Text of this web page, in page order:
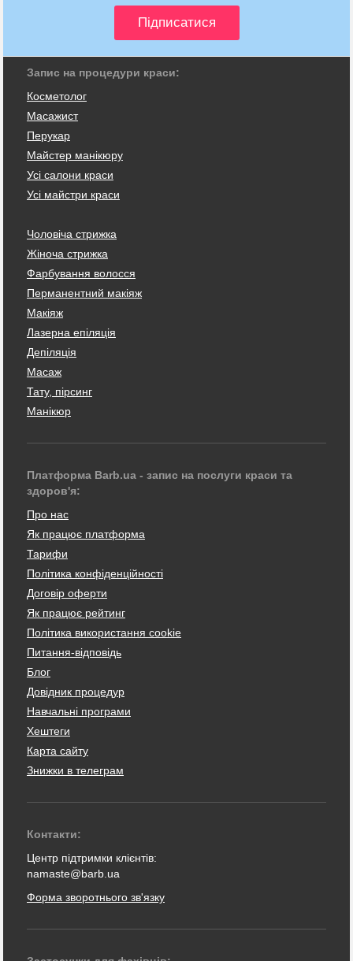
Запис на процедури краси:
Косметолог
Масажист
Перукар
Майстер манікюру
Усі салони краси
Усі майстри краси
Чоловіча стрижка
Жіноча стрижка
Фарбування волосся
Перманентний макіяж
Макіяж
Лазерна епіляція
Депіляція
Масаж
Тату, пірсинг
Манікюр
Платформа Barb.ua - запис на послуги краси та
здоров'я:
Про нас
Як працює платформа
Тарифи
Політика конфіденційності
Договір оферти
Як працює рейтинг
Політика використання cookie
Питання-відповідь
Блог
Довідник процедур
Навчальні програми
Хештеги
Карта сайту
Знижки в телеграм
Контакти:
Центр підтримки клієнтів:
namaste@barb.ua
Форма зворотнього зв'язку